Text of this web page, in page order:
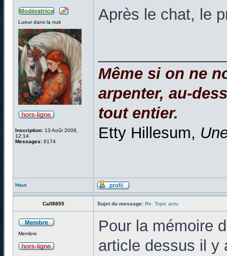
Lueur dans la nuit
Inscription: 13 Août 2008,
12:14
Messages: 6174
Après le chat, le
Même si on ne
arpenter, au-
tout entier.
Etty Hillesum,
Haut
Call8855 Sujet du message: Re: Topic actu
Membre
Pour la mémoire
article dessus il y